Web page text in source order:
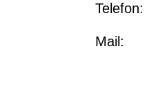
Telefon:
Mail: